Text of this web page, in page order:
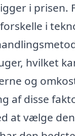
i prisen.
i
hvilket
og
af disse
at vælge